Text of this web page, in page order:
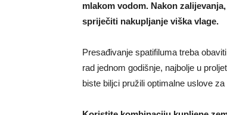
mlakom vodom. Nakon
spriječiti nakupljanje viška vlage.
Presađivanje spatifiluma treba
rad jednom godišnje, najbolje u
biste biljci pružili optimalne uslove za